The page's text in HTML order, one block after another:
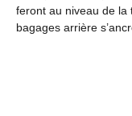
feront au niveau de la
bagages arrière